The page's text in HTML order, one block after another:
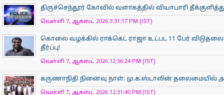
திருச்செந்தூர் கோவில் வளாகத்தில் வியாபாரி
வெள்ளி 7, ஆகஸ்ட் 2026 3:31:17 PM (IST)
கொலை வழக்கில் ராக்கெட் ராஜா உட்பட 11 பேர்
தீர்ப்பு!
வெள்ளி 7, ஆகஸ்ட் 2026 12:36:24 PM (IST)
கருணாநிதி நினைவு நாள்: மு.க.ஸ்டாலின் தலைமையில்
வெள்ளி 7, ஆகஸ்ட் 2026 12:31:40 PM (IST)